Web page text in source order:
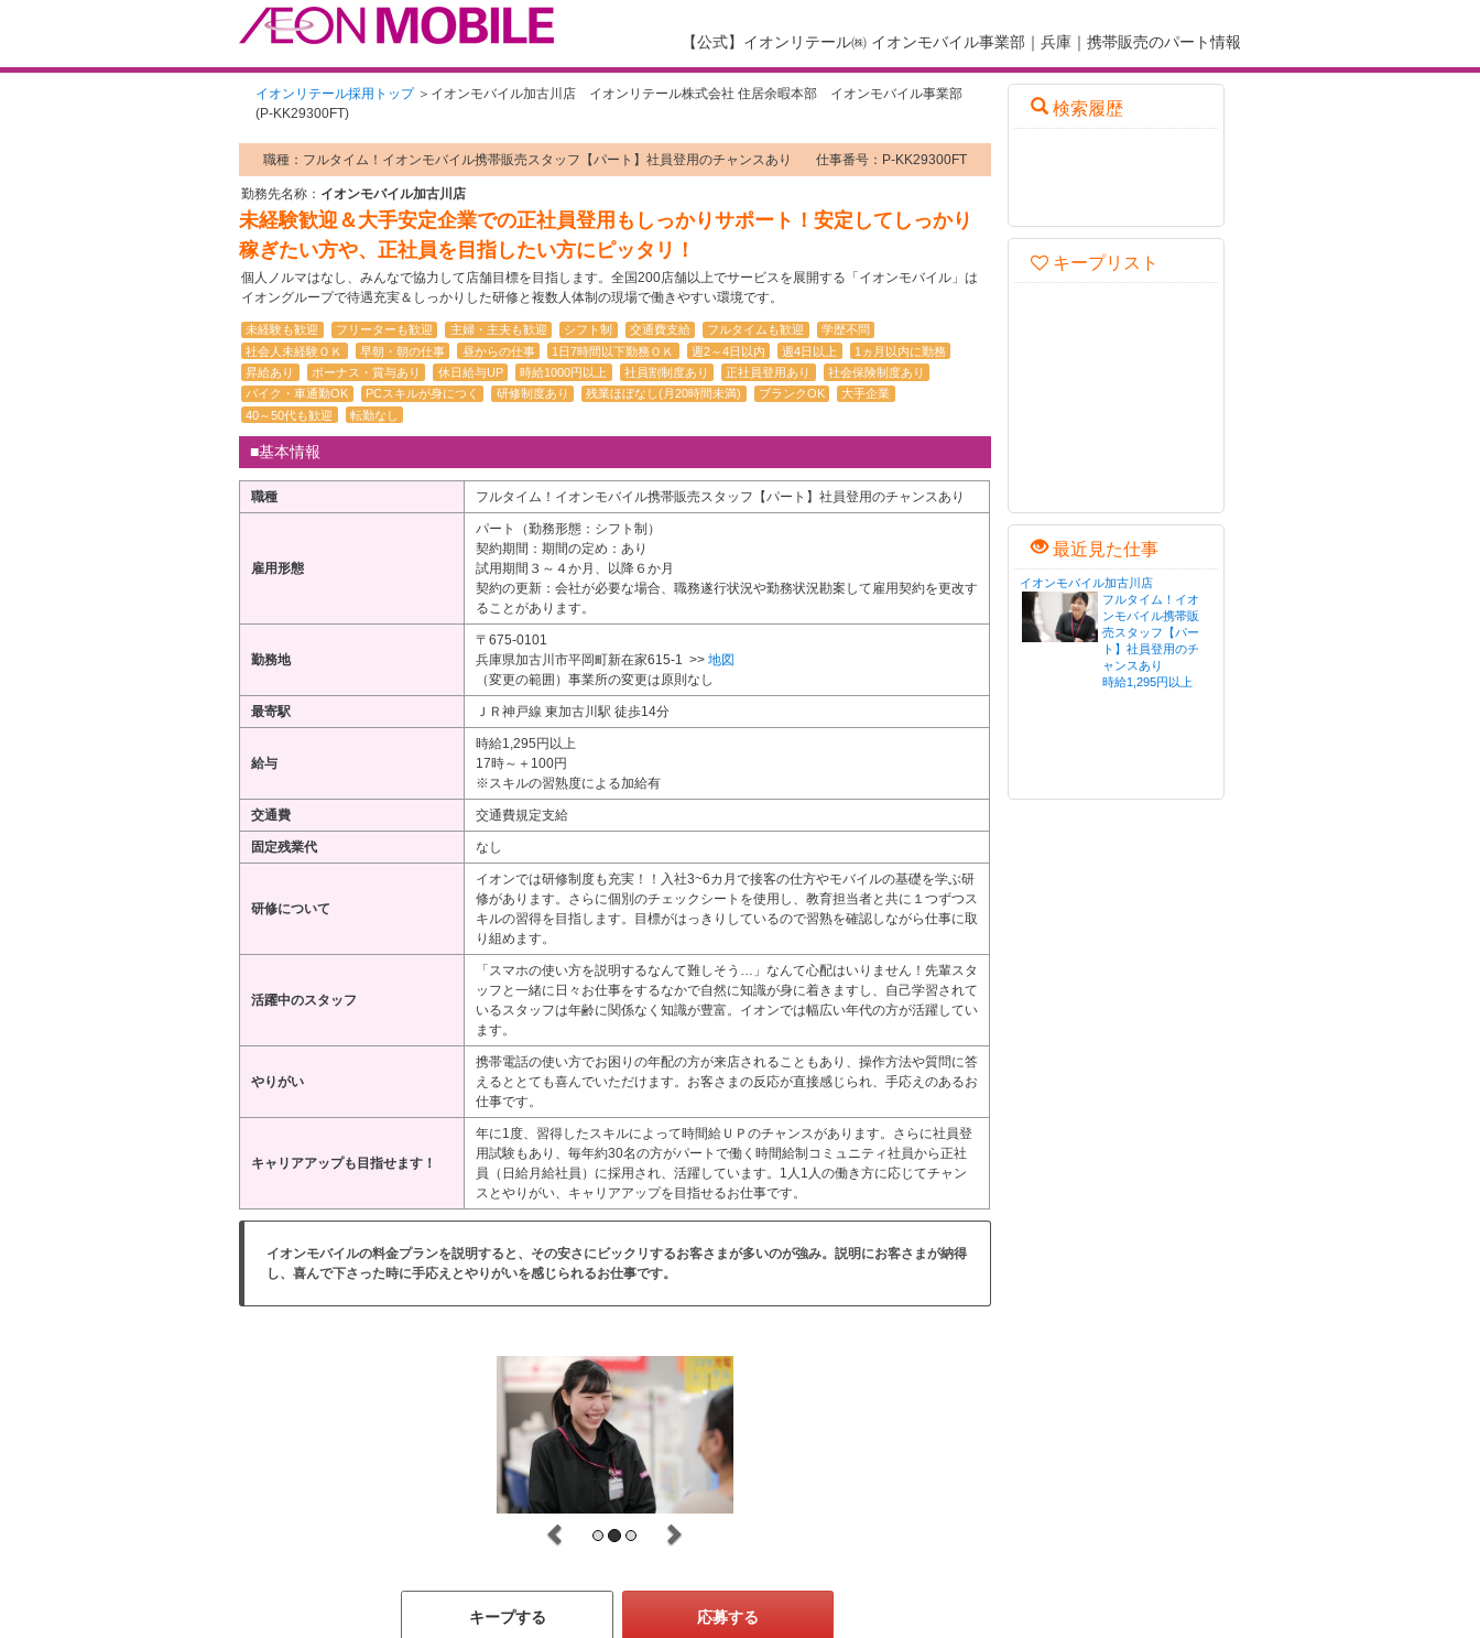
【公式】イオンリテール㈱ イオンモバイル事業部｜兵庫｜携帯販売のパート情報
イオンリテール採用トップ ＞ イオンモバイル加古川店 イオンリテール株式会社 住居余暇本部 イオンモバイル事業部
(P-KK29300FT)
職種：フルタイム！イオンモバイル携帯販売スタッフ【パート】社員登用のチャンスあり 仕事番号：P-KK29300FT
勤務先名称： イオンモバイル加古川店
未経験歓迎＆大手安定企業での正社員登用もしっかりサポート！安定してしっかり
稼ぎたい方や、正社員を目指したい方にピッタリ！
個人ノルマはなし、みんなで協力して店舗目標を目指します。全国200店舗以上でサービスを展開する「イオンモバイル」は
イオングループで待遇充実＆しっかりした研修と複数人体制の現場で働きやすい環境です。
未経験も歓迎 フリーターも歓迎 主婦・主夫も歓迎 シフト制 交通費支給 フルタイムも歓迎
学歴不問
社会人未経験ＯＫ
早朝・朝の仕事 昼からの仕事 1日7時間以下勤務ＯＫ 週2～4日以内 週4日以上
1ヵ月以内に勤務
昇給あり
ボーナス・賞与あり 休日給与UP 時給1000円以上 社員割制度あり 正社員登用あり
社会保険制度あり
バイク・車通勤OK
PCスキルが身につく 研修制度あり 残業ほぼなし(月20時間未満) ブランクOK
大手企業
40～50代も歓迎
転勤なし
■基本情報
職種 フルタイム！イオンモバイル携帯販売スタッフ【パート】社員登用のチャンスあり
雇用形態
パート（勤務形態：シフト制）
契約期間：期間の定め：あり
試用期間３～４か月、以降６か月
契約の更新：会社が必要な場合、職務遂行状況や勤務状況勘案して雇用契約を更改す
ることがあります。
勤務地
〒675-0101
兵庫県加古川市平岡町新在家615-1 >> 地図
（変更の範囲）事業所の変更は原則なし
最寄駅 ＪＲ神戸線 東加古川駅 徒歩14分
給与
時給1,295円以上
17時～＋100円
※スキルの習熟度による加給有
交通費 交通費規定支給
固定残業代 なし
研修について
イオンでは研修制度も充実！！入社3~6カ月で接客の仕方やモバイルの基礎を学ぶ研
修があります。さらに個別のチェックシートを使用し、教育担当者と共に１つずつス
キルの習得を目指します。目標がはっきりしているので習熟を確認しながら仕事に取
り組めます。
活躍中のスタッフ
「スマホの使い方を説明するなんて難しそう…」なんて心配はいりません！先輩スタ
ッフと一緒に日々お仕事をするなかで自然に知識が身に着きますし、自己学習されて
いるスタッフは年齢に関係なく知識が豊富。イオンでは幅広い年代の方が活躍してい
ます。
やりがい
携帯電話の使い方でお困りの年配の方が来店されることもあり、操作方法や質問に答
えるととても喜んでいただけます。お客さまの反応が直接感じられ、手応えのあるお
仕事です。
キャリアアップも目指せます！
年に1度、習得したスキルによって時間給ＵＰのチャンスがあります。さらに社員登
用試験もあり、毎年約30名の方がパートで働く時間給制コミュニティ社員から正社
員（日給月給社員）に採用され、活躍しています。1人1人の働き方に応じてチャン
スとやりがい、キャリアアップを目指せるお仕事です。
イオンモバイルの料金プランを説明すると、その安さにビックリするお客さまが多いのが強み。説明にお客さまが納得
し、喜んで下さった時に手応えとやりがいを感じられるお仕事です。
キープする 応募する
検索履歴
キープリスト
最近見た仕事
イオンモバイル加古川店
フルタイム！イオ
ンモバイル携帯販
売スタッフ【パー
ト】社員登用のチ
ャンスあり
時給1,295円以上